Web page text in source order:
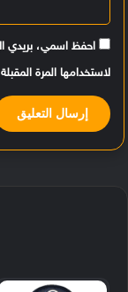
احفظ اسمي، بريدي
لاستخدامها المرة